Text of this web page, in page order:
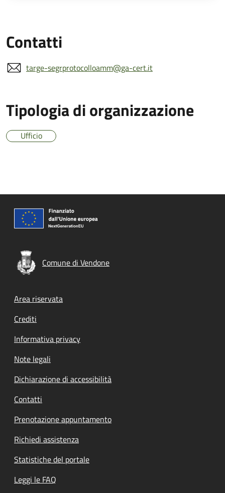
Contatti
targe-segrprotocolloamm@ga-cert.it
Tipologia di organizzazione
Ufficio
Comune di Vendone
Footer menu
Area riservata
Crediti
Informativa privacy
Note legali
Dichiarazione di accessibilità
Contatti
Prenotazione appuntamento
Richiedi assistenza
Statistiche del portale
Leggi le FAQ